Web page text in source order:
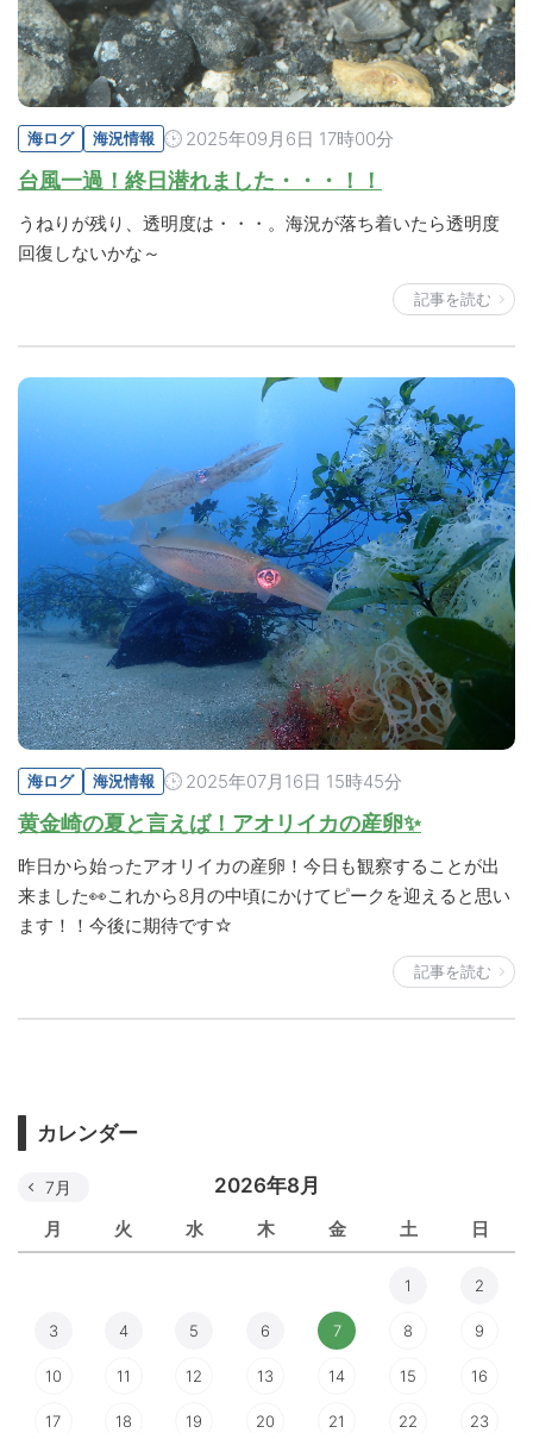
海ログ 海況情報 2025年09月6日 17時00分
台風一過！終日潜れました・・・！！
うねりが残り、透明度は・・・。海況が落ち着いたら透明度
回復しないかな～
記事を読む
海ログ 海況情報 2025年07月16日 15時45分
黄金崎の夏と言えば！アオリイカの産卵✨
昨日から始ったアオリイカの産卵！今日も観察することが出
来ました👀これから8月の中頃にかけてピークを迎えると思い
ます！！今後に期待です☆
記事を読む
カレンダー
2026年8月
月 火 水 木 金 土 日
7月
1 2
3 4 5 6 7 8 9
10 11 12 13 14 15 16
17 18 19 20 21 22 23